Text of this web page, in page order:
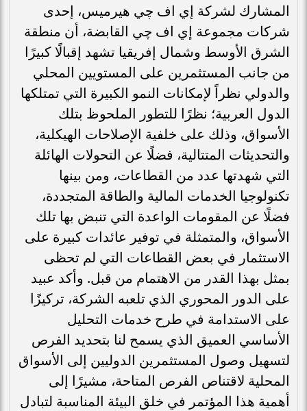
المشارك لشركة إي اف چي هيرميس، إحدى
شركات مجموعة إي اف چي القابضة، أن منطقة
الشرق الأوسط وشمال إفريقيا تشهد إقبالًا كبيرًا
من جانب المستثمرين على المستويين المحلي
والدولي نظراً لإمكانات النمو الكبيرة التي تمتلكها
الدول العربية؛ نظرًا للتطور الملحوظ بتلك
الأسواق، وذلك على خلفية الإصلاحات الهيكلية،
والتحديثات المتتالية، فضلًا عن التحولات الهائلة
التي شهدتها عدد من القطاعات، ومن بينها
تكنولوجيا الخدمات المالية والطاقة المتجددة،
فضلًا عن المقومات الواعدة التي تنبض بها تلك
الأسواق، والمتمثلة في توفير عائدات كبيرة على
الاستثمار في بعض القطاعات التي لم تحظى
بمثل بهذا القدر من الاهتمام من قبل. وأكد عبيد
على الدور المحوري الذي تلعبه الشركة، تركيزًا
على الاستدامة في طرح خدمات التحليل
الأساسي العميق الذي يسمح لنا بتحديد الفرص
لتسهيل وصول المستثمرين الدوليين إلى الأسواق
المحلية لاقتناص الفرص المتاحة، مشيرًا إلى
أهمية هذا المؤتمر في خلق البيئة المناسبة لتبادل